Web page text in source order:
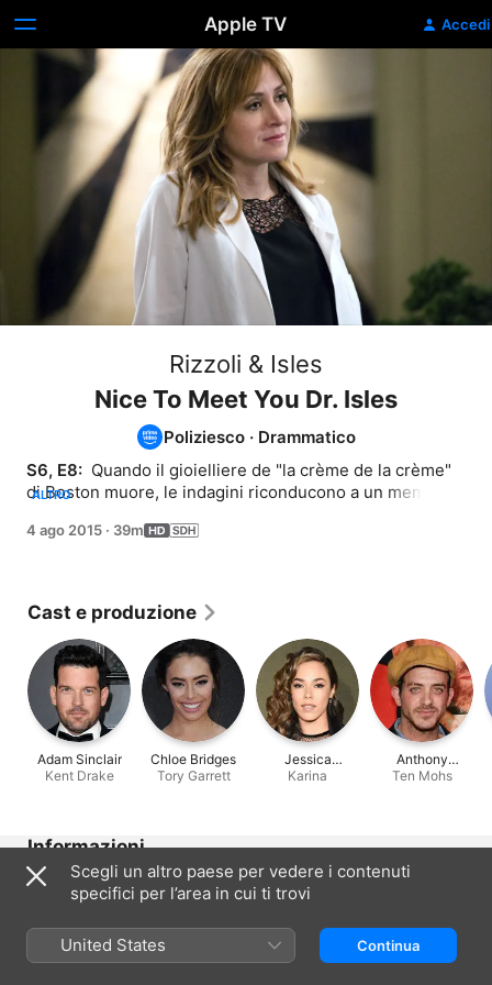
Apple TV Accedi
Rizzoli & Isles
Nice To Meet You Dr. Isles
Poliziesco · Drammatico
S6, E8: Quando il gioielliere de "la crème de la crème"
di Boston muore, le indagini riconducono a un membro
segreto che Maura ha mantenuto quasi per una vita
ALTRO
4 ago 2015 · 39m
Cast e produzione
Adam Sinclair
Kent Drake
Chloe Bridges
Tory Garrett
Jessica
Camacho
Karina
Anthony
Bonaventura
Ten Mohs
Informazioni
Data di uscita
Durata
39 min
Scegli un altro paese per vedere i contenuti
specifici per l’area in cui ti trovi
United States Continua